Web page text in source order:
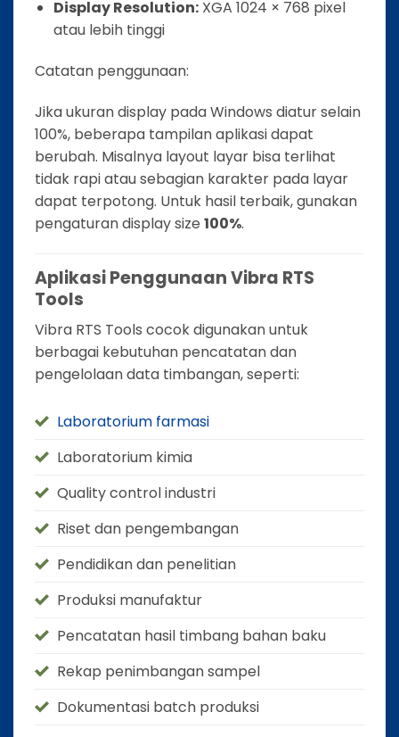
Display Resolution:XGA 1024 × 768 pixel
atau lebih tinggi
Catatan penggunaan:
Jika ukuran display pada Windows diatur selain
100%, beberapa tampilan aplikasi dapat
berubah. Misalnya layout layar bisa terlihat
tidak rapi atau sebagian karakter pada layar
dapat terpotong. Untuk hasil terbaik, gunakan
pengaturan display size 100%.
Aplikasi Penggunaan Vibra RTS
Tools
Vibra RTS Tools cocok digunakan untuk
berbagai kebutuhan pencatatan dan
pengelolaan data timbangan, seperti:
Laboratorium farmasi
Laboratorium kimia
Quality control industri
Riset dan pengembangan
Pendidikan dan penelitian
Produksi manufaktur
Pencatatan hasil timbang bahan baku
Rekap penimbangan sampel
Dokumentasi batch produksi